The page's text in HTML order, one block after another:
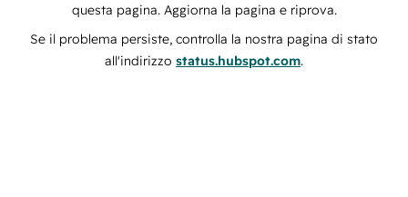
questa pagina. Aggiorna la pagina e riprova.
Se il problema persiste, controlla la nostra pagina di stato
all'indirizzo status.hubspot.com.